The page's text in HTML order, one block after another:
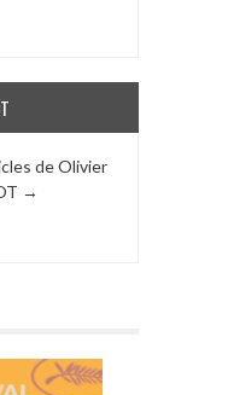
de Olivier
→